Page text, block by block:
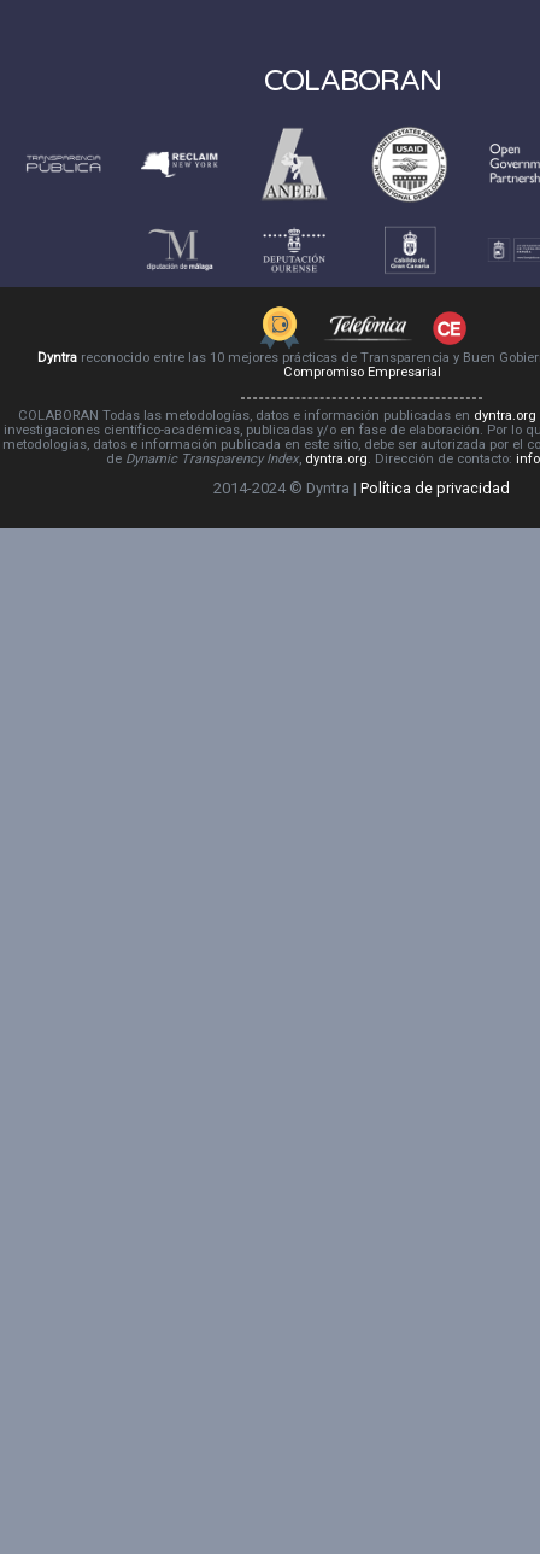
COLABORAN
Dyntrareconocido entre las 10 mejores prácticas de Transparencia y Buen
Compromiso Empresarial
COLABORAN Todas las metodologías, datos e información publicadas en dyntra.org
investigaciones científico-académicas, publicadas y/o en fase de elaboración. Por lo
metodologías, datos e información publicada en este sitio, debe ser autorizada por el
de Dynamic Transparency Index, dyntra.org. Dirección de contacto:
2014-2024 © Dyntra | Política de privacidad